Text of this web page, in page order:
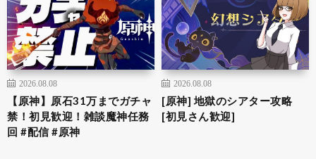
2026.08.08
【原神】原石31万までガチャ
禁！初見歓迎！雑談魔神任務
回 #配信 #原神
2026.08.08
[原神] 地獄のシアター攻略
[初見さん歓迎]